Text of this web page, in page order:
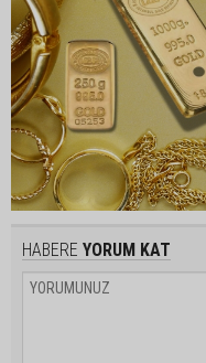
HABERE YORUM KAT